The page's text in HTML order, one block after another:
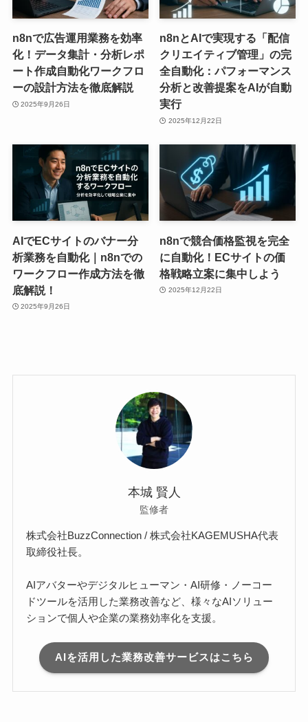
n8nで広告運用業務を効率
化！データ集計・分析レポ
ート作成自動化ワークフロ
ーの設計方法を徹底解説
2025年9月26日
n8nとAIで実現する「配信
クリエイティブ管理」の完
全自動化：パフォーマンス
分析と改善提案をAIが自動
実行
2025年12月22日
AIでECサイトのバナー分
析業務を自動化｜n8nでの
ワークフロー作成方法を徹
底解説！
2025年9月26日
n8nで競合価格監視を完全
に自動化！ECサイトの価
格戦略立案に集中しよう
2025年12月22日
本城 賢人
監修者
株式会社BuzzConnection / 株式会社KAGEMUSHA代表
取締役社長。
AIアバターやデジタルヒューマン・AI研修・ノーコー
ドツールを活用した業務改善など、様々なAIソリュー
ションで個人や企業の業務効率化を支援。
AIを活用した業務改善サービスはこちら